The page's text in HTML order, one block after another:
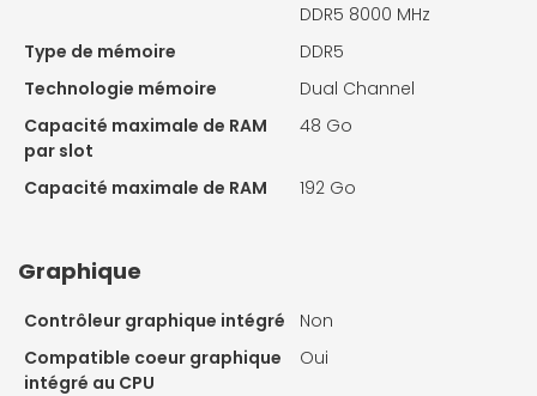
DDR5 8000 MHz
Type de mémoire
DDR5
Technologie mémoire
Dual Channel
Capacité maximale de RAM
par slot
48 Go
Capacité maximale de RAM 192 Go
Graphique
Contrôleur graphique intégré
Non
Compatible coeur graphique
intégré au CPU
Oui